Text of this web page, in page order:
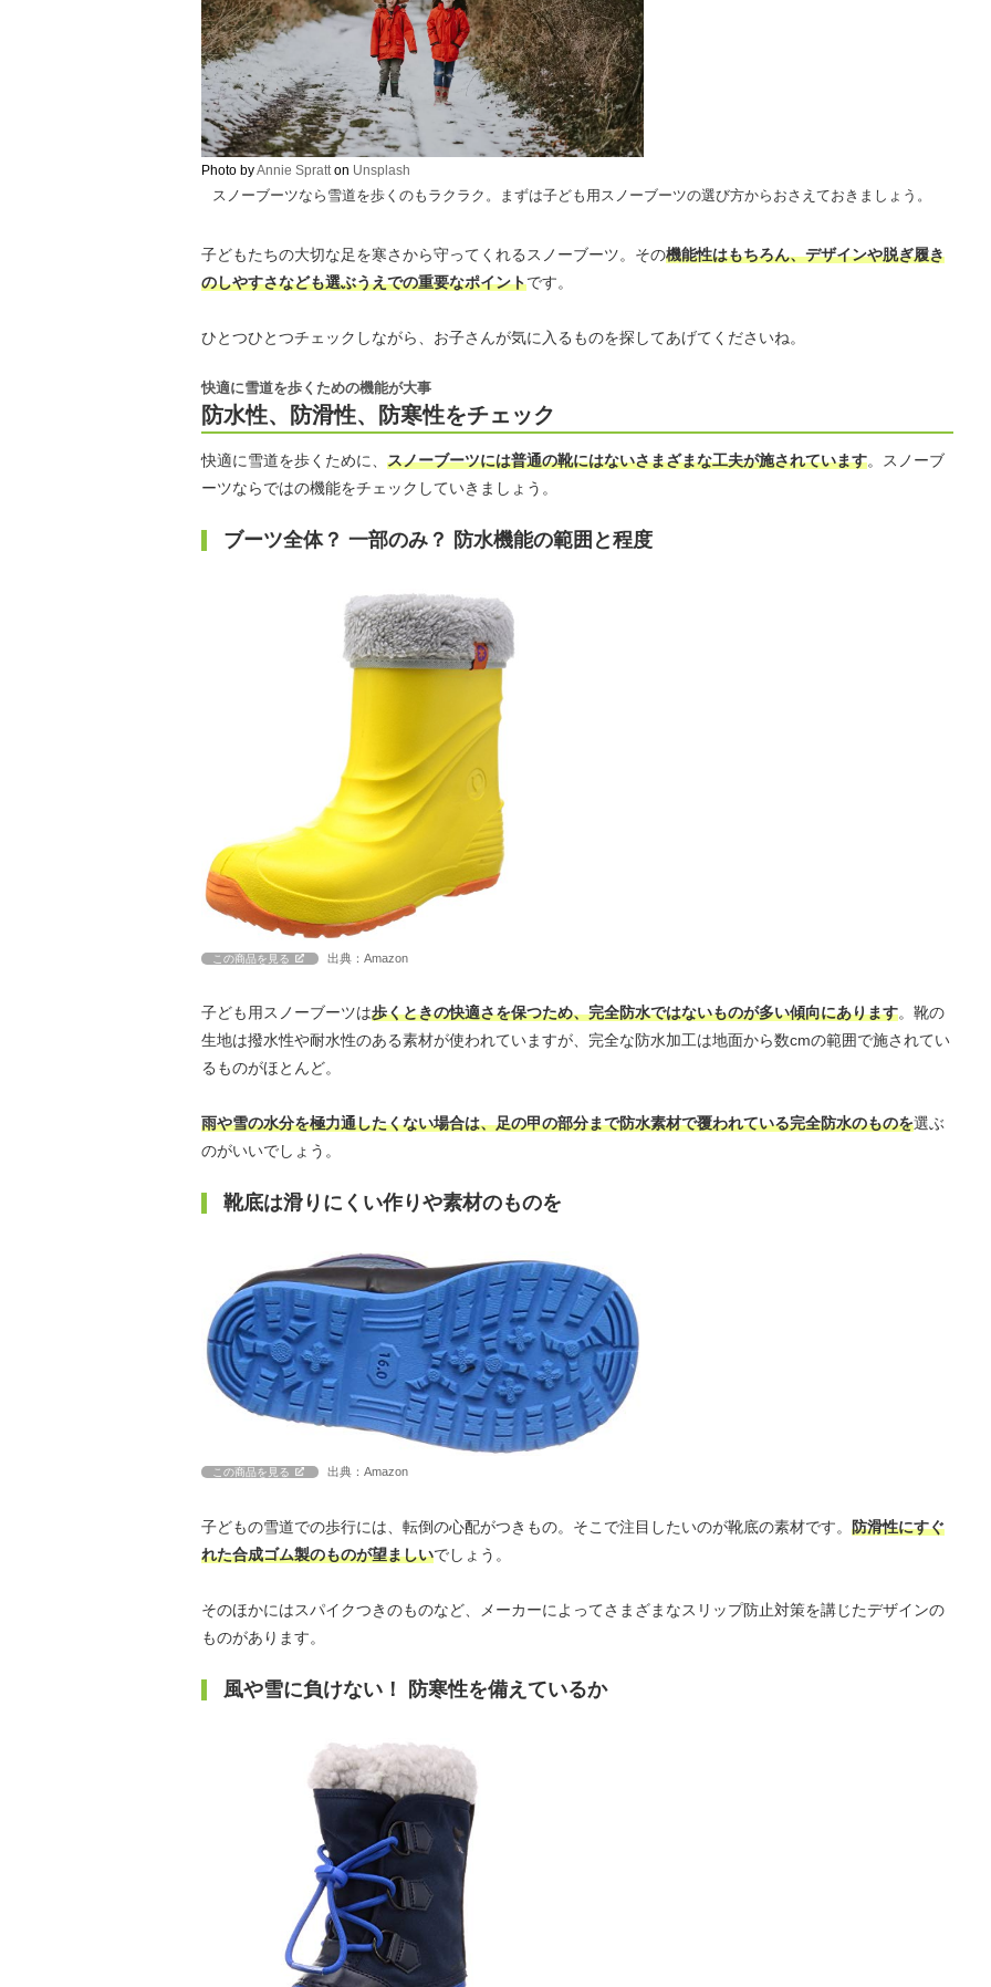
Photo byAnnie Spratt on Unsplash
スノーブーツなら雪道を歩くのもラクラク。まずは子ども用スノーブーツの選び方からおさえておきましょう。
子どもたちの大切な足を寒さから守ってくれるスノーブーツ。その機能性はもちろん、デザインや脱ぎ履き
のしやすさなども選ぶうえでの重要なポイントです。
ひとつひとつチェックしながら、お子さんが気に入るものを探してあげてくださいね。
防水性、防滑性、防寒性をチェック
快適に雪道を歩くための機能が大事
快適に雪道を歩くために、 スノーブーツには普通の靴にはないさまざまな工夫が施されています。スノーブ
ーツならではの機能をチェックしていきましょう。
ブーツ全体？ 一部のみ？ 防水機能の範囲と程度
この商品を見る 出典：Amazon
子ども用スノーブーツは歩くときの快適さを保つため、完全防水ではないものが多い傾向にあります。靴の
生地は撥水性や耐水性のある素材が使われていますが、完全な防水加工は地面から数cmの範囲で施されてい
るものがほとんど。
雨や雪の水分を極力通したくない場合は、足の甲の部分まで防水素材で覆われている完全防水のものを選ぶ
のがいいでしょう。
靴底は滑りにくい作りや素材のものを
この商品を見る 出典：Amazon
子どもの雪道での歩行には、転倒の心配がつきもの。そこで注目したいのが靴底の素材です。 防滑性にすぐ
れた合成ゴム製のものが望ましいでしょう。
そのほかにはスパイクつきのものなど、メーカーによってさまざまなスリップ防止対策を講じたデザインの
ものがあります。
風や雪に負けない！ 防寒性を備えているか